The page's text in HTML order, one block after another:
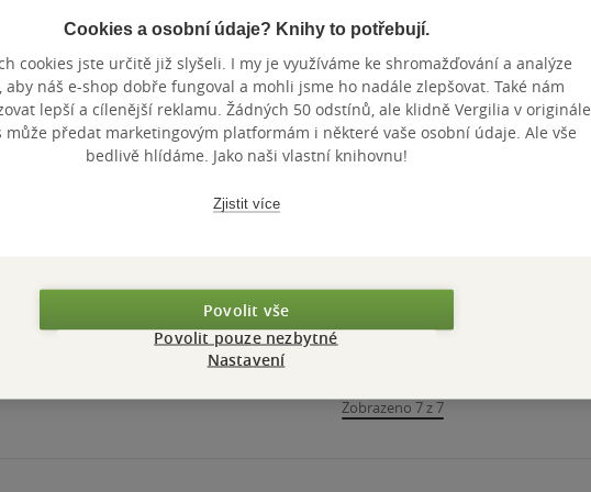
Eat Better, Live
Longer
Sarah Brewer,Juliette
Kellowová
Nutrition
Sarah Brewer
0.0
hvězdiček
Thyroid For
Dummies
Zobrazeno 7 z 7
Cookies a osobní údaje? Knihy to potřebují.
cookies jste určitě již slyšeli. I my je využíváme ke shromažďování a analýze
aby náš e-shop dobře fungoval a mohli jsme ho nadále zlepšovat. Také nám
lepší a cílenější reklamu. Žádných 50 odstínů, ale klidně Vergilia v originále.
může předat marketingovým platformám i některé vaše osobní údaje. Ale vše
bedlivě hlídáme. Jako naši vlastní knihovnu!
Zjistit více
Povolit vše
Povolit pouze nezbytné
Nastavení